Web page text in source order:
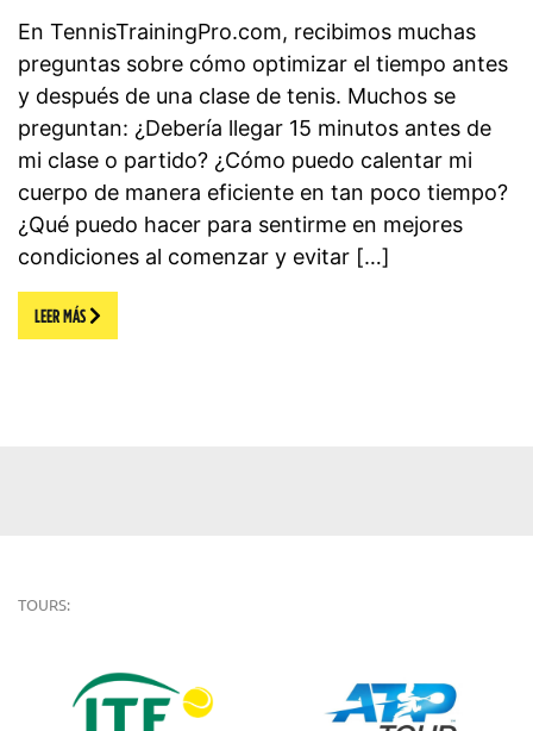
En TennisTrainingPro.com, recibimos muchas
preguntas sobre cómo optimizar el tiempo antes
y después de una clase de tenis. Muchos se
preguntan: ¿Debería llegar 15 minutos antes de
mi clase o partido? ¿Cómo puedo calentar mi
cuerpo de manera eficiente en tan poco tiempo?
¿Qué puedo hacer para sentirme en mejores
condiciones al comenzar y evitar […]
LEER MÁS
TOURS: